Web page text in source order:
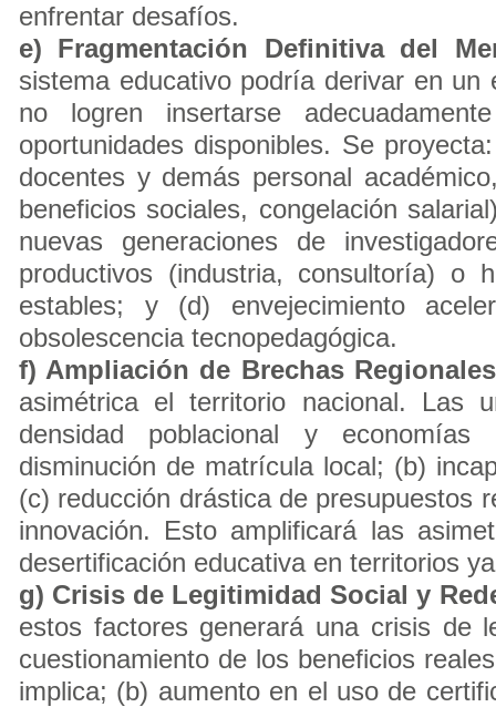
enfrentar desafíos.
e) Fragmentación Definitiva del
sistema educativo podría derivar en un
no logren insertarse
oportunidades disponibles. Se
docentes y demás personal
beneficios sociales, congelación
nuevas generaciones de
productivos (industria, consultoría) o
estables; y (d) envejecimiento
obsolescencia tecnopedagógica.
f) Ampliación de Brechas
asimétrica el territorio nacional. Las
densidad poblacional y economías
disminución de matrícula local; (b)
(c) reducción drástica de presupuestos
innovación. Esto amplificará las
desertificación educativa en territorios
g) Crisis de Legitimidad Social y
estos factores generará una crisis de
cuestionamiento de los beneficios
implica; (b) aumento en el uso de